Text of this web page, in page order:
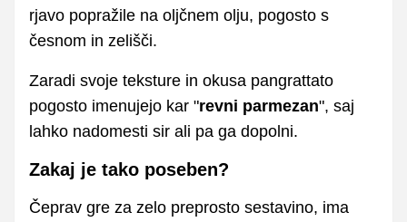
rjavo popražile na oljčnem olju, pogosto s
česnom in zelišči.
Zaradi svoje teksture in okusa pangrattato
pogosto imenujejo kar "revni parmezan", saj
lahko nadomesti sir ali pa ga dopolni.
Zakaj je tako poseben?
Čeprav gre za zelo preprosto sestavino, ima